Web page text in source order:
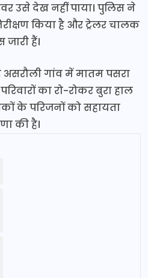
उसे देख नहीं पाया। पुलिस ने
किया है और ट्रेलर चालक
हैं।
गांव में मातम पसरा
का रो-रोकर बुरा हाल
के परिजनों को सहायता
की है।